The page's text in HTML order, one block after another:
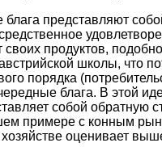
представляют
своих продуктов,
школы, что
порядка
блага. В этой
собой обратную
примере с конным
хозяйстве оценивает